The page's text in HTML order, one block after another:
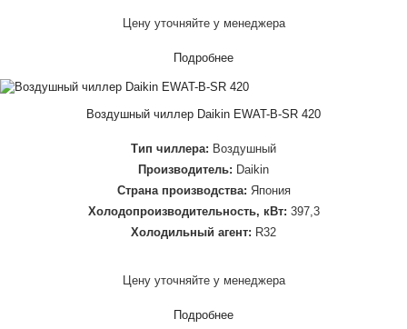
Цену уточняйте у менеджера
Подробнее
Воздушный чиллер Daikin EWAT-B-SR 420
Тип чиллера: Воздушный
Производитель: Daikin
Страна производства: Япония
Холодопроизводительность, кВт: 397,3
Холодильный агент: R32
Цену уточняйте у менеджера
Подробнее